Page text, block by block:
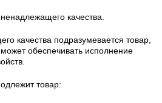
качества.
качества подразумевается товар,
обеспечивать исполнение
товар: